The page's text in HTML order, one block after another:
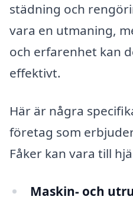
städning och
vara en utmaning,
och erfarenhet kan
effektivt.
Här är några
företag som
Fåker kan vara till
Maskin- och